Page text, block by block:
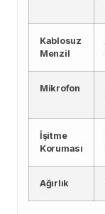
Kablosuz
Menzil
Mikrofon
İşitme
Koruması
Ağırlık